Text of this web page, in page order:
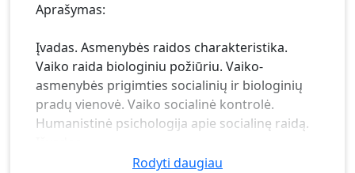
Aprašymas:
Įvadas. Asmenybės raidos charakteristika.
Vaiko raida biologiniu požiūriu. Vaiko-
asmenybės prigimties socialinių ir biologinių
pradų vienovė. Vaiko socialinė kontrolė.
Humanistinė psichologija apie socialinę raidą.
Rodyti daugiau